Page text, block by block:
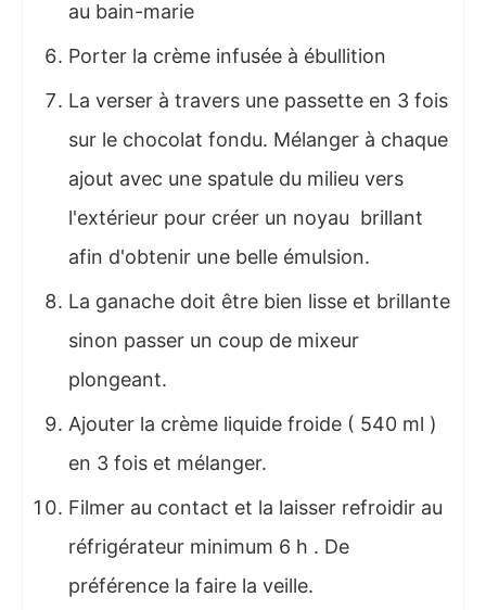
au bain-marie
Porter la crème infusée à ébullition
La verser à travers une passette en 3 fois
sur le chocolat fondu. Mélanger à chaque
ajout avec une spatule du milieu vers
l'extérieur pour créer un noyau brillant
afin d'obtenir une belle émulsion.
La ganache doit être bien lisse et brillante
sinon passer un coup de mixeur
plongeant.
Ajouter la crème liquide froide ( 540 ml )
en 3 fois et mélanger.
Filmer au contact et la laisser refroidir au
réfrigérateur minimum 6 h . De
préférence la faire la veille.